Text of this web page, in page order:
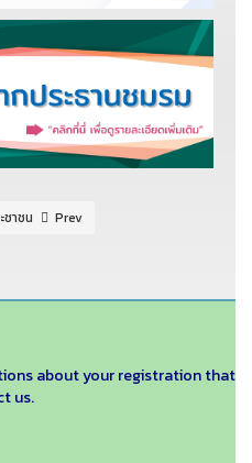
าชน Prev
about your registration that
us.